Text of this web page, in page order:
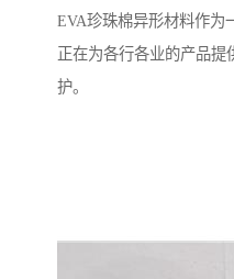
EVA珍珠棉异形材料作为
正在为各行各业的产品
护。